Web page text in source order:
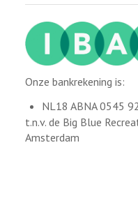
Onze bankrekening is:
NL18 ABNA 0545
t.n.v. de Big Blue
Amsterdam